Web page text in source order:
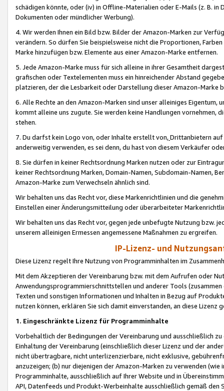
schädigen könnte, oder (iv) in Offline-Materialien oder E-Mails (z. B. in
Dokumenten oder mündlicher Werbung).
4. Wir werden Ihnen ein Bild bzw. Bilder der Amazon-Marken zur
verändern. So dürfen Sie beispielsweise nicht die Proportionen,
Marke hinzufügen bzw. Elemente aus einer Amazon-Marke entfernen.
5. Jede Amazon-Marke muss für sich alleine in ihrer Gesamtheit
grafischen oder Textelementen muss ein hinreichender Abstand
platzieren, der die Lesbarkeit oder Darstellung dieser Amazon-Marke
6. Alle Rechte an den Amazon-Marken sind unser alleiniges
kommt alleine uns zugute. Sie werden keine Handlungen vornehmen,
stehen.
7. Du darfst kein Logo von, oder Inhalte erstellt von,Drittanbietern auf
anderweitig verwenden, es sei denn, du hast von diesem Verkäufer
8. Sie dürfen in keiner Rechtsordnung Marken nutzen oder zur
keiner Rechtsordnung Marken, Domain-Namen, Subdomain-Namen,
Amazon-Marke zum Verwechseln ähnlich sind.
Wir behalten uns das Recht vor, diese Markenrichtlinien und die
Einstellen einer Änderungsmitteilung oder überarbeiteter
Wir behalten uns das Recht vor, gegen jede unbefugte Nutzung bzw.
unserem alleinigen Ermessen angemessene Maßnahmen zu ergreifen.
IP-Lizenz- und
Diese Lizenz regelt Ihre Nutzung von Programminhalten im
Mit dem Akzeptieren der Vereinbarung bzw. mit dem Aufrufen oder
Anwendungsprogrammierschnittstellen und anderer Tools (zusammen
Texten und sonstigen Informationen und Inhalten in Bezug auf
nutzen können, erklären Sie sich damit einverstanden, an diese Lizenz
1. Eingeschränkte Lizenz für Programminhalte
Vorbehaltlich der Bedingungen der Vereinbarung und ausschließlich
Einhaltung der Vereinbarung (einschließlich dieser Lizenz und der
nicht übertragbare, nicht unterlizenzierbare, nicht exklusive,
anzuzeigen; (b) nur diejenigen der Amazon-Marken zu verwenden
Programminhalte, ausschließlich auf Ihrer Website und in
API, Datenfeeds und Produkt-Werbeinhalte ausschließlich gemäß